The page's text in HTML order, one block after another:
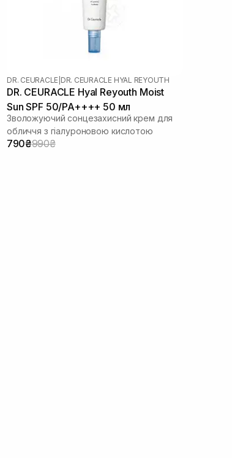
DR. CEURACLE DR. CEURACLE HYAL REYOUTH
DR. CEURACLE Hyal Reyouth Moist
Sun SPF 50/PA++++ 50 мл
Зволожуючий сонцезахисний крем для
обличчя з гіалуроновою кислотою
790₴990₴